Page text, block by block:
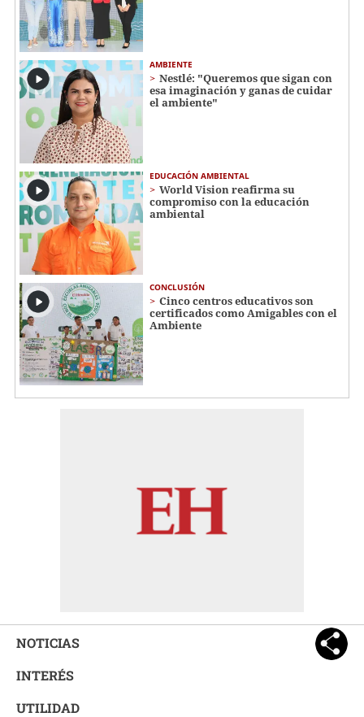
AMBIENTE
Nestlé: "Queremos que sigan con
esa imaginación y ganas de cuidar
el ambiente"
EDUCACIÓN AMBIENTAL
World Vision reafirma su
compromiso con la educación
ambiental
CONCLUSIÓN
Cinco centros educativos son
certificados como Amigables con el
Ambiente
NOTICIAS
INTERÉS
UTILIDAD